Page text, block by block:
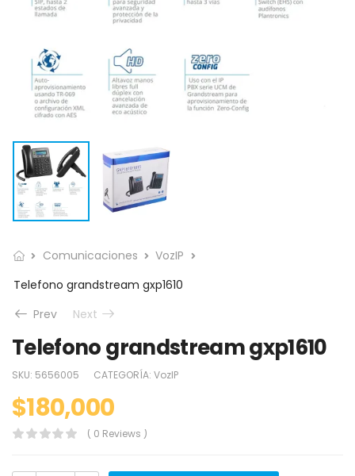
Comunicaciones
VozIP
Telefono grandstream gxp1610
Prev
Next
Telefono grandstream gxp1610
SKU: 5656005 CATEGORÍA: VozIP
$180,000
( 0 Reviews )